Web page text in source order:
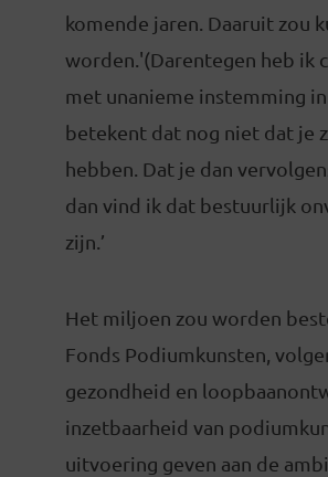
komende jaren. Daaruit zou
worden.'(Darentegen heb ik
met unanieme instemming
betekent dat nog niet dat je
hebben. Dat je dan
dan vind ik dat bestuurlijk
zijn.’
Het miljoen zou worden
Fonds Podiumkunsten,
gezondheid en
inzetbaarheid van
uitvoering geven aan de